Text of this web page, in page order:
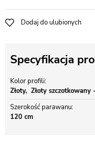
Dodaj do ulubionych
Specyfikacja
Kolor profili
Złoty
Złoty szczotkowany
Szerokość parawanu
120 cm